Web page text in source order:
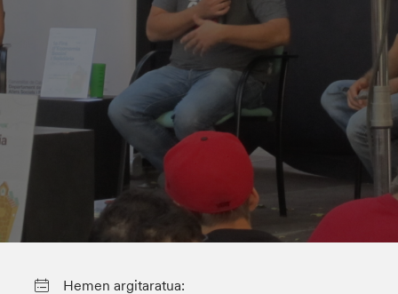
Hemen argitaratua: